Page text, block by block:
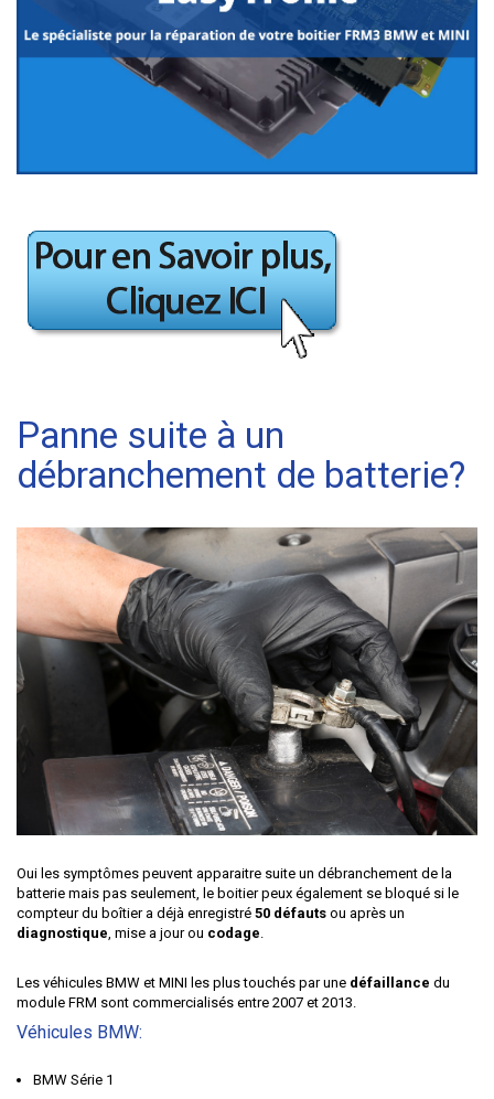
Panne suite à un
débranchement de batterie?
Oui les symptômes peuvent apparaitre suite un débranchement de la
batterie mais pas seulement, le boitier peux également se bloqué si le
compteur du boîtier a déjà enregistré 50 défauts ou après un
diagnostique , mise a jour ou codage
Les véhicules BMW et MINI les plus touchés par une défaillance du
module FRM sont commercialisés entre 2007 et 2013.
Véhicules BMW:
BMW Série 1